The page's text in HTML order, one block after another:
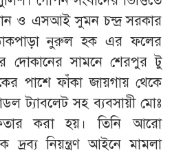
ও এসআই সুমন চন্দ্র সরকার
নুরুল হক এর ফলের
দোকানের সামনে শেরপুর টু
পাশে ফাঁকা জায়গায় থেকে
ট্যাবলেট সহ ব্যবসায়ী মোঃ
করা হয়। তিনি আরো
দ্রব্য নিয়ন্ত্রণ আইনে মামলা